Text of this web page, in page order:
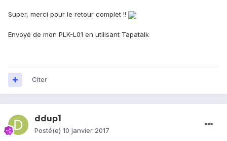
Super, merci pour le retour complet !!
Envoyé de mon PLK-L01 en utilisant Tapatalk
Citer
ddup1
Posté(e) 10 janvier 2017